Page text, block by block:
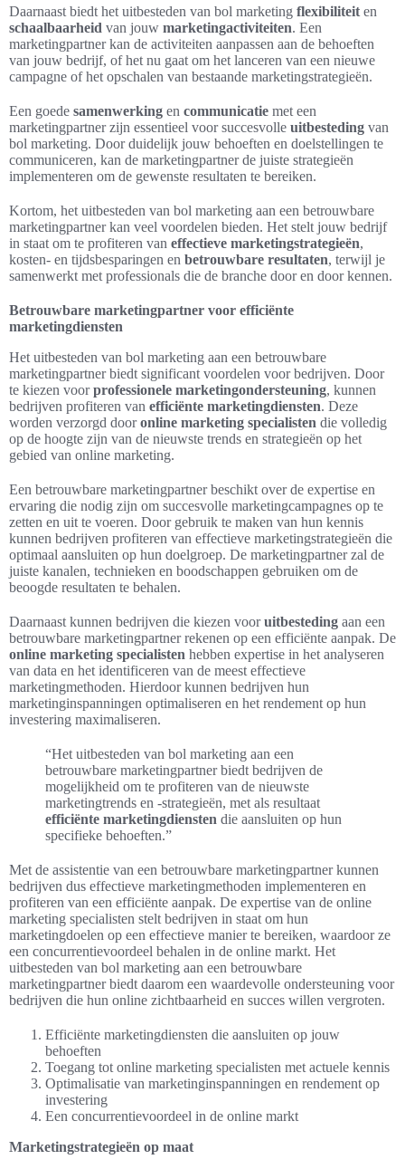
Daarnaast biedt het uitbesteden van bol marketing flexibiliteit en
schaalbaarheid van jouw marketingactiviteiten. Een
marketingpartner kan de activiteiten aanpassen aan de behoeften
van jouw bedrijf, of het nu gaat om het lanceren van een nieuwe
campagne of het opschalen van bestaande marketingstrategieën.
Een goede samenwerking en communicatie met een
marketingpartner zijn essentieel voor succesvolle uitbesteding van
bol marketing. Door duidelijk jouw behoeften en doelstellingen te
communiceren, kan de marketingpartner de juiste strategieën
implementeren om de gewenste resultaten te bereiken.
Kortom, het uitbesteden van bol marketing aan een betrouwbare
marketingpartner kan veel voordelen bieden. Het stelt jouw bedrijf
in staat om te profiteren van effectieve marketingstrategieën,
kosten- en tijdsbesparingen en betrouwbare resultaten, terwijl je
samenwerkt met professionals die de branche door en door kennen.
Betrouwbare marketingpartner voor efficiënte
marketingdiensten
Het uitbesteden van bol marketing aan een betrouwbare
marketingpartner biedt significant voordelen voor bedrijven. Door
te kiezen voorprofessionele marketingondersteuning, kunnen
bedrijven profiteren van efficiënte marketingdiensten. Deze
worden verzorgd dooronline marketing specialisten die volledig
op de hoogte zijn van de nieuwste trends en strategieën op het
gebied van online marketing.
Een betrouwbare marketingpartner beschikt over de expertise en
ervaring die nodig zijn om succesvolle marketingcampagnes op te
zetten en uit te voeren. Door gebruik te maken van hun kennis
kunnen bedrijven profiteren van effectieve marketingstrategieën die
optimaal aansluiten op hun doelgroep. De marketingpartner zal de
juiste kanalen, technieken en boodschappen gebruiken om de
beoogde resultaten te behalen.
Daarnaast kunnen bedrijven die kiezen vooruitbesteding aan een
betrouwbare marketingpartner rekenen op een efficiënte aanpak. De
online marketing specialisten hebben expertise in het analyseren
van data en het identificeren van de meest effectieve
marketingmethoden. Hierdoor kunnen bedrijven hun
marketinginspanningen optimaliseren en het rendement op hun
investering maximaliseren.
“Het uitbesteden van bol marketing aan een
betrouwbare marketingpartner biedt bedrijven de
mogelijkheid om te profiteren van de nieuwste
marketingtrends en -strategieën, met als resultaat
efficiënte marketingdiensten die aansluiten op hun
specifieke behoeften.”
Met de assistentie van een betrouwbare marketingpartner kunnen
bedrijven dus effectieve marketingmethoden implementeren en
profiteren van een efficiënte aanpak. De expertise van de online
marketing specialisten stelt bedrijven in staat om hun
marketingdoelen op een effectieve manier te bereiken, waardoor ze
een concurrentievoordeel behalen in de online markt. Het
uitbesteden van bol marketing aan een betrouwbare
marketingpartner biedt daarom een waardevolle ondersteuning voor
bedrijven die hun online zichtbaarheid en succes willen vergroten.
Efficiënte marketingdiensten die aansluiten op jouw
behoeften
Toegang tot online marketing specialisten met actuele kennis
Optimalisatie van marketinginspanningen en rendement op
investering
Een concurrentievoordeel in de online markt
Marketingstrategieën op maat